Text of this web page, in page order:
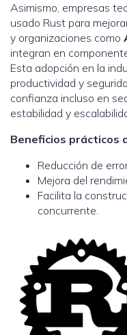
Asimismo, empresas
usado Rust para
y organizaciones como
integran en
Esta adopción en la
productividad y
confianza incluso en
estabilidad y
Beneficios prácticos
Reducción de
Mejora del
Facilita la
concurrente.